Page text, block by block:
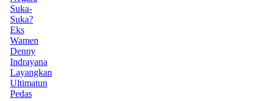
Suka-
Suka?
Eks
Wamen
Denny
Indrayana
Layangkan
Ultimatun
Pedas